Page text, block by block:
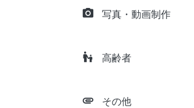
camera_alt 写真・動画制作
escalator_warning 高齢者
attachment その他